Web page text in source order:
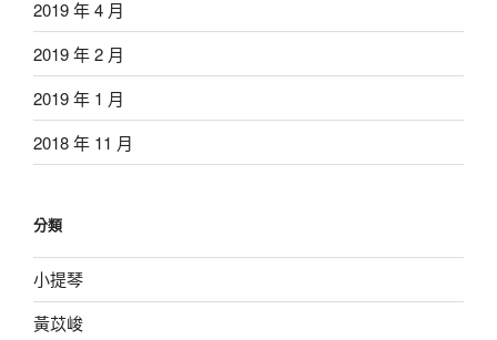
2019 年 4 月
2019 年 2 月
2019 年 1 月
2018 年 11 月
分類
小提琴
黃苡峻